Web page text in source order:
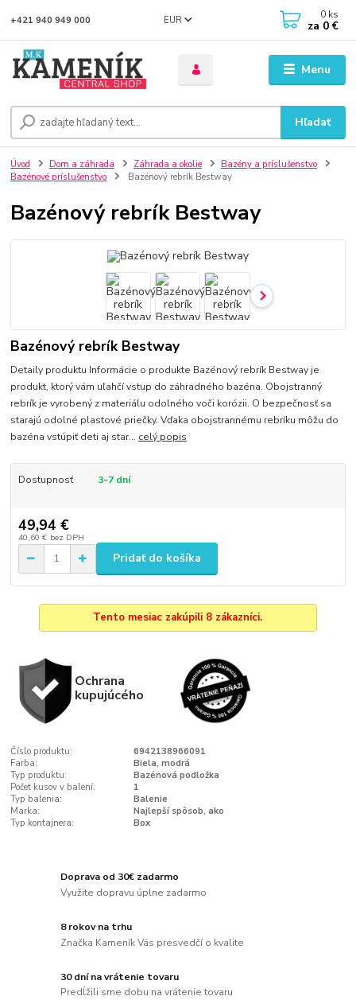
Menu
EUR
Hľadať
+421 940 949 000 0 ks
za 0 €
Úvod Dom a záhrada Záhrada a okolie
Bazény a príslušenstvo
Bazénové príslušenstvo
Bazénový rebrík Bestway
Bazénový rebrík Bestway
Bazénový rebrík Bestway
Detaily produktu Informácie o produkte Bazénový rebrík Bestway je
produkt, ktorý vám uľahčí vstup do záhradného bazéna. Obojstranný
rebrík je vyrobený z materiálu odolného voči korózii. O bezpečnosť sa
starajú odolné plastové priečky. Vďaka obojstrannému rebríku môžu do
bazéna vstúpiť deti aj star... celý popis
Dostupnosť 3-7 dní
49,94 €
40,60 € bez DPH
Pridať do košíka
Tento mesiac zakúpili 8 zákazníci.
Ochrana
kupujúcého
Číslo produktu:
6942138966091
Farba:
Biela, modrá
Typ produktu:
Bazénová podložka
Počet kusov v balení:
1
Typ balenia:
Balenie
Marka:
Najlepší spôsob, ako
Typ kontajnera:
Box
Doprava od 30€ zadarmo
Využite dopravu úplne zadarmo
8 rokov na trhu
Značka Kameník Vás presvedčí o kvalite
30 dní na vrátenie tovaru
Predĺžili sme dobu na vrátenie tovaru